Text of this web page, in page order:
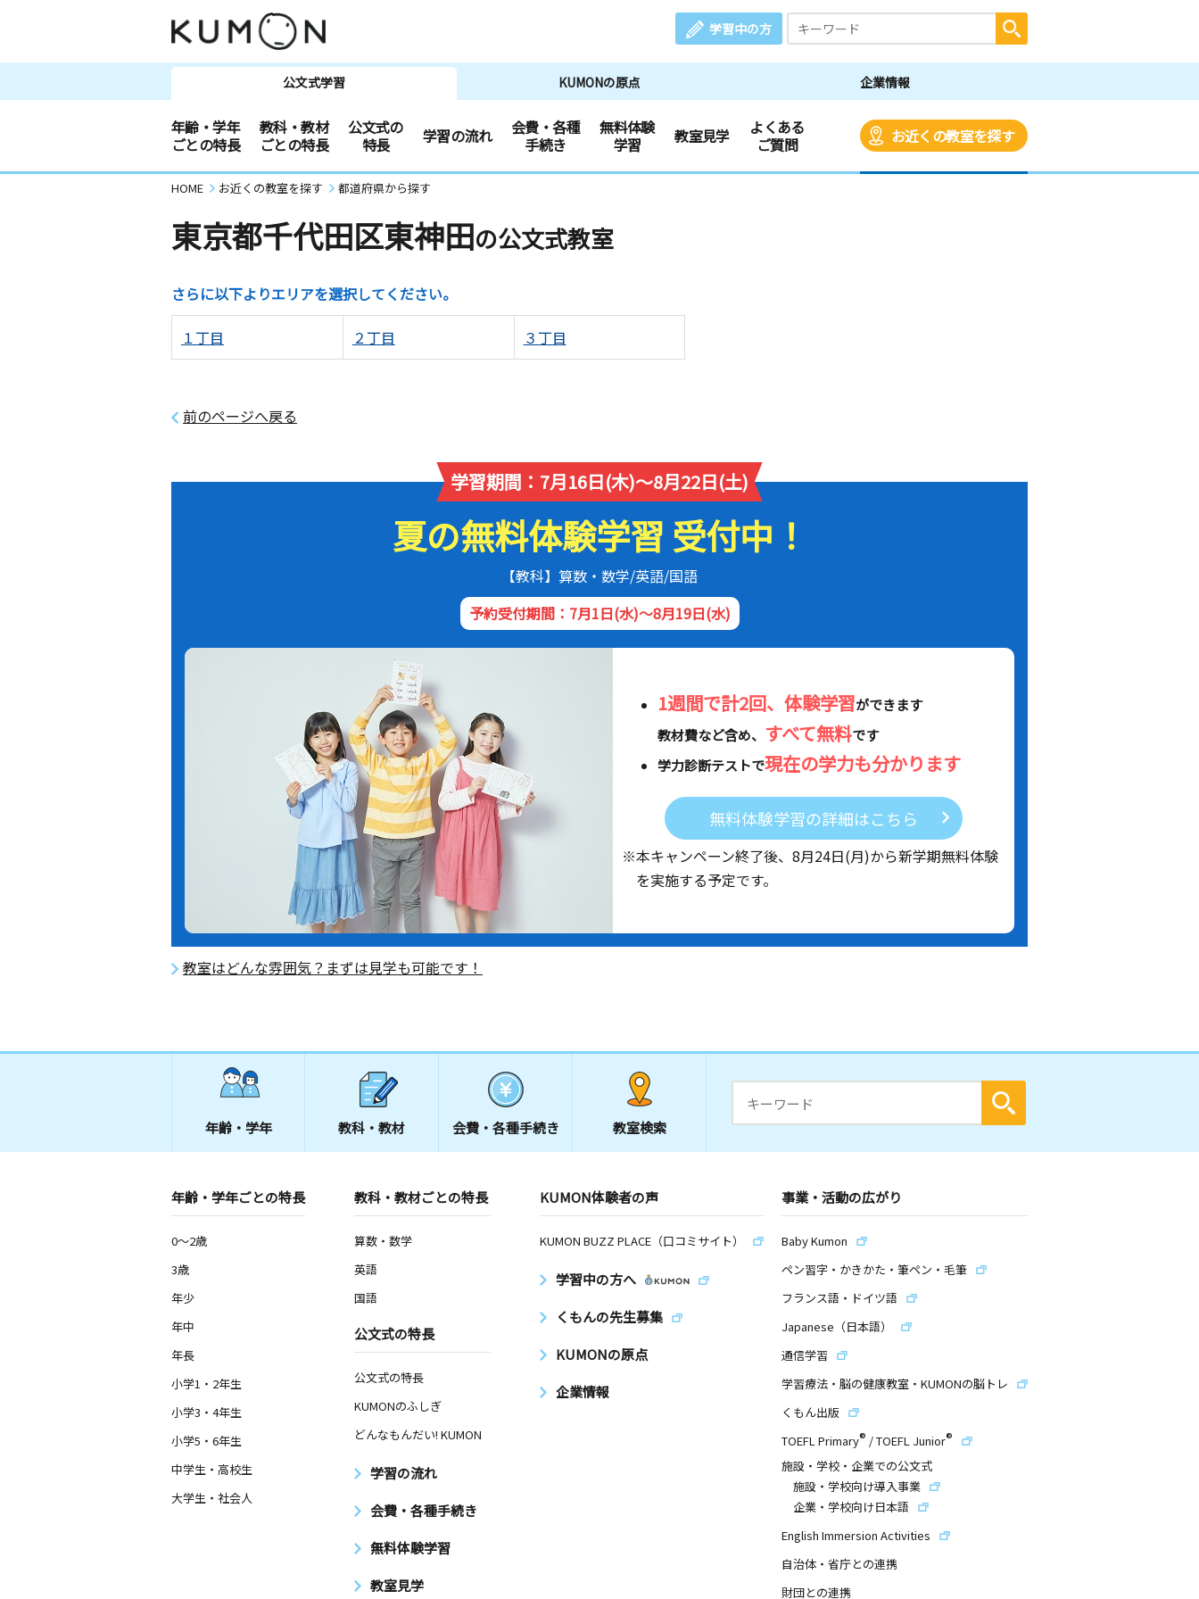
学習中の方
公文式学習 KUMONの原点 企業情報
年齢・学年
ごとの特長
教科・教材
ごとの特長
公文式の
特長
学習の流れ
会費・各種
手続き
無料体験
学習
教室見学
よくある
ご質問
お近くの教室を探す
HOME お近くの教室を探す 都道府県から探す
東京都千代田区東神田の公文式教室
さらに以下よりエリアを選択してください。
１丁目 ２丁目 ３丁目
前のページへ戻る
学習期間：7月16日(木)～8月22日(土)
夏の無料体験学習 受付中！
【教科】算数・数学/英語/国語
予約受付期間：7月1日(水)～8月19日(水)
1週間で計2回、体験学習ができます
教材費など含め、 すべて無料です
学力診断テストで現在の学力も分かります
無料体験学習の詳細はこちら
※本キャンペーン終了後、 8月24日(月)から新学期無料体験
を実施する予定です。
教室はどんな雰囲気？まずは見学も可能です！
年齢・学年 教科・教材 会費・ 各種手続き 教室検索
年齢・学年ごとの特長
0～2歳
3歳
年少
年中
年長
小学1・2年生
小学3・4年生
小学5・6年生
中学生・高校生
大学生・社会人
教科・教材ごとの特長
算数・数学
英語
国語
公文式の特長
公文式の特長
KUMONのふしぎ
どんなもんだい! KUMON
学習の流れ
会費・各種手続き
無料体験学習
教室見学
KUMON体験者の声
KUMON BUZZ PLACE（口コミサイト）
学習中の方へ
くもんの先生募集
KUMONの原点
企業情報
事業・活動の広がり
Baby Kumon
ペン習字・かきかた・筆ペン・毛筆
フランス語・ドイツ語
Japanese（日本語）
通信学習
学習療法・脳の健康教室・KUMONの脳トレ
くもん出版
TOEFL Primary® /TOEFL Junior®
施設・学校・企業での公文式
施設・学校向け導入事業
企業・学校向け日本語
English Immersion Activities
自治体・省庁との連携
財団との連携